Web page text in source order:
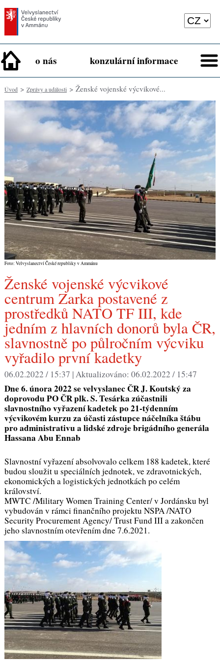
o nás konzulární informace
Úvod> Zprávy a události> Ženské vojenské výcvikové...
Foto: Velvyslanectví České republiky v Ammánu
Ženské vojenské výcvikové
centrum Zarka postavené z
prostředků NATO TF III, kde
jedním z hlavních donorů byla ČR,
slavnostně po půlročním výcviku
vyřadilo první kadetky
06.02.2022 / 15:37 |Aktualizováno: 06.02.2022 / 15:47
Dne 6. února 2022 se velvyslanec ČR J. Koutský za
doprovodu PO ČR plk. S. Tesárka zúčastnili
slavnostního vyřazení kadetek po 21-týdenním
výcvikovém kurzu za účasti zástupce náčelníka štábu
pro administrativu a lidské zdroje brigádního generála
Hassana Abu Ennab
Slavnostní vyřazení absolvovalo celkem 188 kadetek, které
budou sloužit u speciálních jednotek, ve zdravotnických,
ekonomických a logistických jednotkách po celém
království.
MWTC /Military Women Training Center/ v Jordánsku byl
vybudován v rámci finančního projektu NSPA /NATO
Security Procurement Agency/ Trust Fund III a zakončen
jeho slavnostním otevřením dne 7.6.2021.